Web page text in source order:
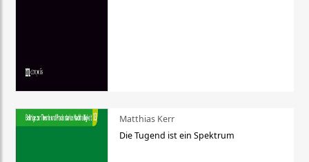
Matthias Kerr
Die Tugend ist ein Spektrum